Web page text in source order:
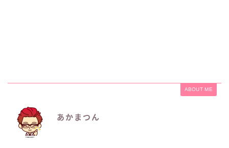
ABOUT ME
あかまつん